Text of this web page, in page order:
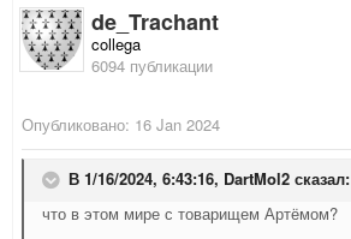
de_Trachant
collega
6094 публикации
Опубликовано: 16 Jan 2024
В 1/16/2024, 6:43:16, DartMol2 сказал:
что в этом мире с товарищем Артёмом?